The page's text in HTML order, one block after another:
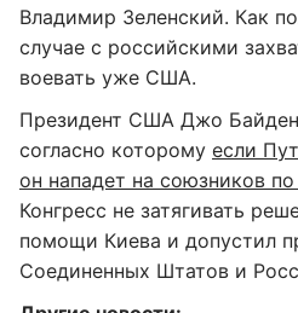
Владимир Зеленский. Как
случае с российскими
воевать уже США.
Президент США Джо Байден
согласно которому если
он нападет на союзников
Конгресс не затягивать
помощи Киева и допустил
Соединенных Штатов и